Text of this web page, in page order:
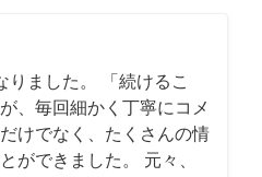
りました。 「続けるこ
、毎回細かく丁寧にコメ
けでなく、たくさんの情
ができました。 元々、